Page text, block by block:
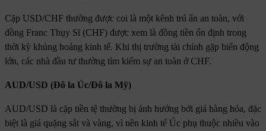
Cặp USD/CHF thường được coi là một kênh trú ẩn an toàn, với
đồng Franc Thụy Sĩ (CHF) được xem là đồng tiền ổn định trong
thời kỳ khủng hoảng kinh tế. Khi thị trường tài chính gặp biến động
lớn, các nhà đầu tư thường tìm kiếm sự an toàn ở CHF.
AUD/USD (Đô la Úc/Đô la Mỹ)
AUD/USD là cặp tiền tệ thường bị ảnh hưởng bởi giá hàng hóa, đặc
biệt là giá quặng sắt và vàng, vì nền kinh tế Úc phụ thuộc nhiều vào